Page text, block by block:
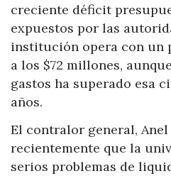
creciente déficit
expuestos por las
institución opera con un
a los $72 millones,
gastos ha superado esa
años.
El contralor general,
recientemente que la
serios problemas de